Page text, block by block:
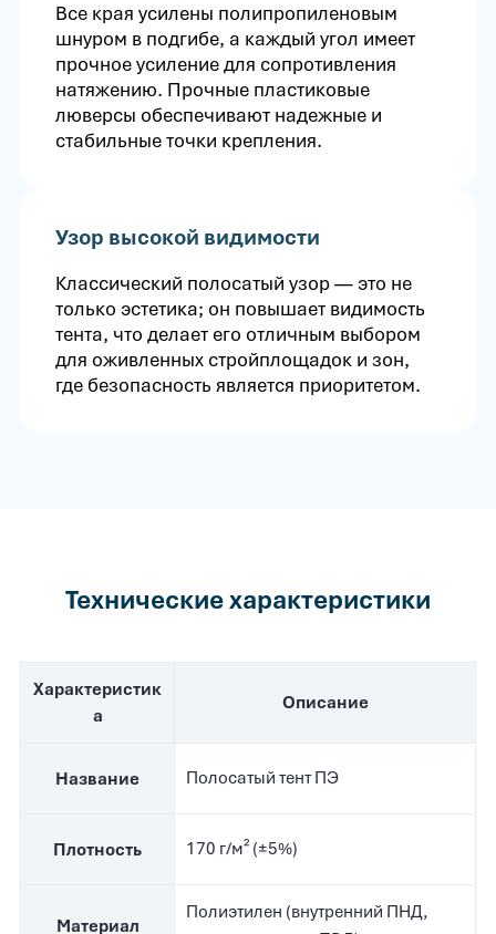
Все края усилены полипропиленовым
шнуром в подгибе, а каждый угол имеет
прочное усиление для сопротивления
натяжению. Прочные пластиковые
люверсы обеспечивают надежные и
стабильные точки крепления.
Узор высокой видимости
Классический полосатый узор — это не
только эстетика; он повышает видимость
тента, что делает его отличным выбором
для оживленных стройплощадок и зон,
где безопасность является приоритетом.
Технические характеристики
Характеристик
а
Описание
Название Полосатый тент ПЭ
Плотность 170 г/м² (±5%)
Материал
Полиэтилен (внутренний ПНД,